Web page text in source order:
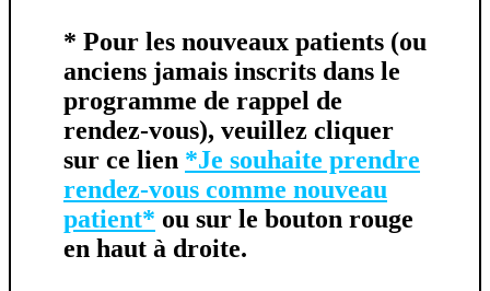
* Pour les nouveaux patients (ou
anciens jamais inscrits dans le
programme de rappel de
rendez-vous), veuillez cliquer
sur ce lien *Je souhaite prendre
rendez-vous comme nouveau
patient* ou sur le bouton rouge
en haut à droite.